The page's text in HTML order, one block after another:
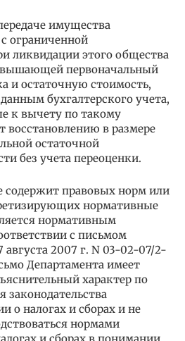
имущества
ограниченной
ликвидации этого общества
первоначальный
и остаточную стоимость,
бухгалтерского учета,
к вычету по такому
в размере
остаточной
без учета переоценки.
содержит правовых норм или
нормативные
нормативным
с письмом
2007 г. N 03-02-07/2-
Департамента имеет
характер по
законодательства
о налогах и сборах и не
нормами